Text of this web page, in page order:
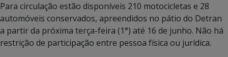
Para circulação estão disponíveis 210 motocicletas e 28
automóveis conservados, apreendidos no pátio do Detran
a partir da próxima terça-feira (1°) até 16 de junho. Não há
restrição de participação entre pessoa física ou jurídica.